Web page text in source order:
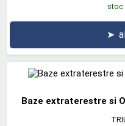
stoc
➤
Baze extraterestre si